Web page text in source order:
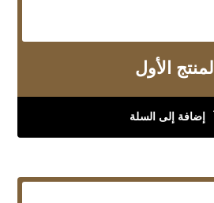
المنتج الأول
إضافة إلى السلة